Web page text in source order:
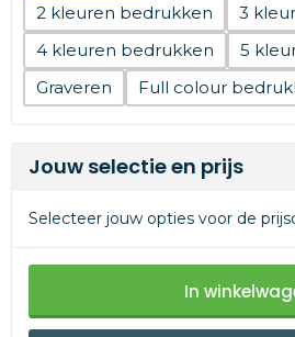
2
3
4
5
Graveren
Full colour
Jouw selectie en prijs
Selecteer jouw opties voor de
In